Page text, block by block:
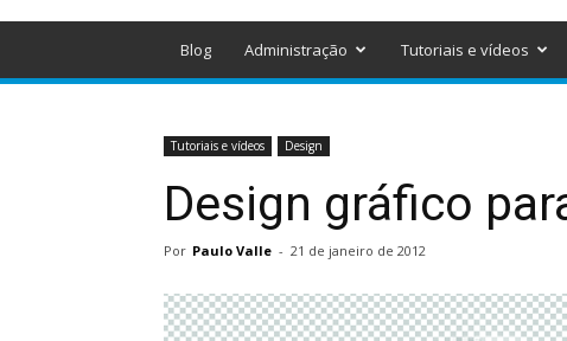
Blog Administração Tutoriais e vídeos
Tutoriais e vídeos Design
Design gráfico
Por Paulo Valle - 21 de janeiro de 2012